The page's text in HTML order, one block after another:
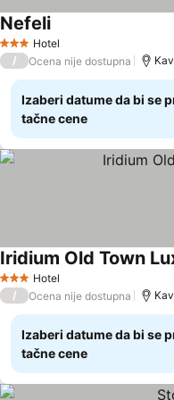
3 Zvezdice
Hotel
NefeliPogledaj cene
/ Ocena nije dostupna
Izaberi datume da bi se
tačne cene
3 Zvezdice
Hotel
Iridium Old Town
/ Ocena nije dostupna
Izaberi datume da bi se
tačne cene